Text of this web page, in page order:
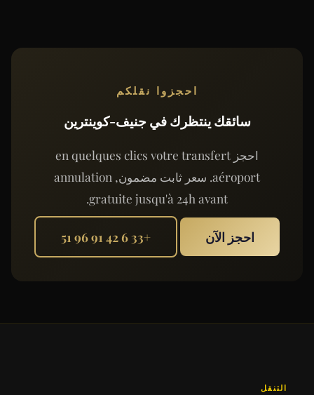
احجزوا نقلكم
سائقك ينتظرك في جنيف-كوينترين
احجز en quelques clics votre transfert
aéroport. سعر ثابت مضمون, annulation
gratuite jusqu'à 24h avant.
احجز الآن +33 6 42 91 96 51
التنقل